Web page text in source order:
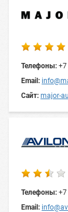
Телефоны: +7
Email:
Сайт: major-
Телефоны: +7
Email: